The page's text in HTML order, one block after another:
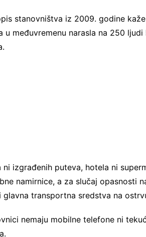
stanovništva iz 2009. godine
u međuvremenu narasla na 250
ni izgrađenih puteva, hotela ni
namirnice, a za slučaj opasnosti
glavna transportna sredstva na
nemaju mobilne telefone ni